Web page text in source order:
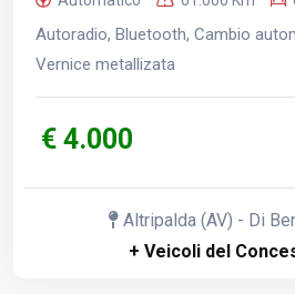
Autoradio, Bluetooth, Cambio
Vernice metallizata
€ 4.000
Altripalda (AV) - Di
+ Veicoli del